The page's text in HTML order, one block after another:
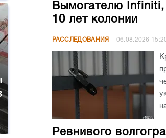
Вымогателю Infiniti,
10 лет колонии
РАССЛЕДОВАНИЯ 06.08.2026
Ревнивого